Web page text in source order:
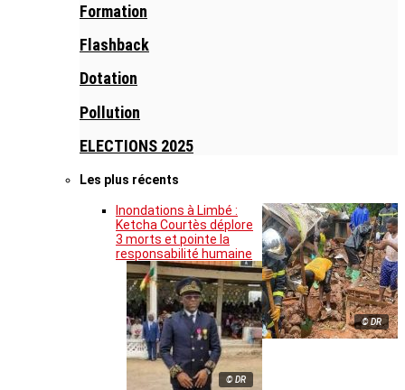
Formation
Flashback
Dotation
Pollution
ELECTIONS 2025
Les plus récents
© DR
Inondations à Limbé :
Ketcha Courtès déplore
3 morts et pointe la
responsabilité humaine
© DR